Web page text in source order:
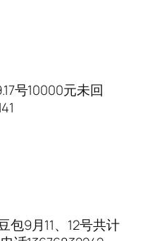
号10000元未回
包9月11、12号共计